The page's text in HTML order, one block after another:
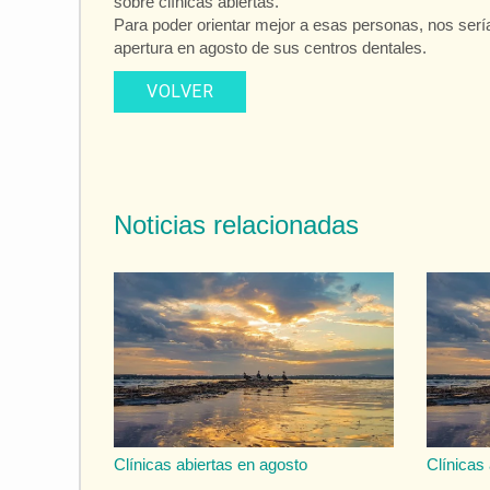
Para poder orientar mejor a esas personas, nos
apertura en agosto de sus centros dentales.
VOLVER
Noticias relacionadas
Clínicas abiertas en agosto Clínicas